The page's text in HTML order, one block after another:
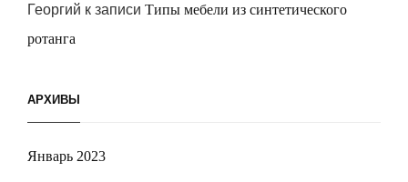
Георгий к записи Типы мебели из синтетического
ротанга
АРХИВЫ
Январь 2023